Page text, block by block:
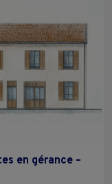
en gérance –